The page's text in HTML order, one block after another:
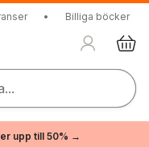
• Billiga böcker
upp till 50% →